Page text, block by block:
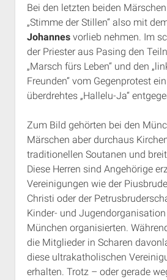
Bei den letzten beiden
„Stimme der Stillen“ also mit
Johannesvorlieb nehmen. Im
der Priester aus Pasing den
„Marsch fürs Leben“ und den
Freunden“ vom Gegenprotest
überdrehtes „Hallelu-Ja“
Zum Bild gehörten bei den
Märschen aber durchaus
traditionellen Soutanen und
Diese Herren sind Angehörige
Vereinigungen wie der
Christi oder der
Kinder- und
München organisierten.
die Mitglieder in Scharen
diese ultrakatholischen
erhalten. Trotz – oder gerade